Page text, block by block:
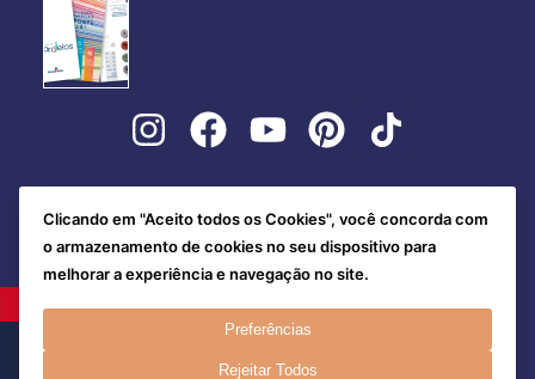
Clicando em "Aceito todos os Cookies", você concorda com
o armazenamento de cookies no seu dispositivo para
melhorar a experiência e navegação no site.
Preferências
Rejeitar Todos